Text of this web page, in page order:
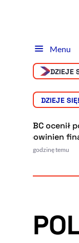
Menu
DZIEJE
DZIEJE SIĘ!
ocenił pomysł
temu